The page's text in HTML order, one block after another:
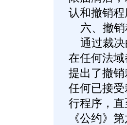
认和撤销
六、撤销
通过裁决
在任何法
提出了撤
任何已接
行程序，
《公约》